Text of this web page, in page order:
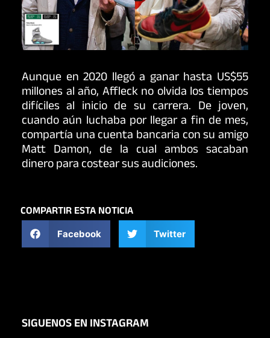
Aunque en 2020 llegó a ganar hasta US$55
millones al año, Affleck no olvida los tiempos
difíciles al inicio de su carrera. De joven,
cuando aún luchaba por llegar a fin de mes,
compartía una cuenta bancaria con su amigo
Matt Damon, de la cual ambos sacaban
dinero para costear sus audiciones.
COMPARTIR ESTA NOTICIA
Facebook Twitter
SIGUENOS EN INSTAGRAM